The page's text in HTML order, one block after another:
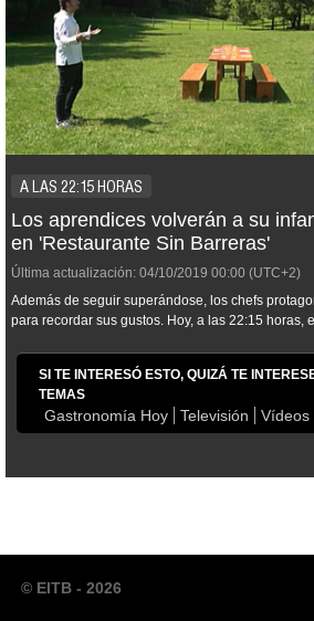
A LAS 22:15 HORAS
Los aprendices volverán a su
en 'Restaurante Sin Barreras'
Última actualización: 04/10/2019 00:00 (UTC+2)
Además de seguir superándose, los chefs
para recordar sus gustos. Hoy, a las 22:15 horas,
SI TE INTERESÓ ESTO, QUIZÁ TE
TEMAS
Gastronomía Hoy Televisión Vídeos
© EITB - 2026